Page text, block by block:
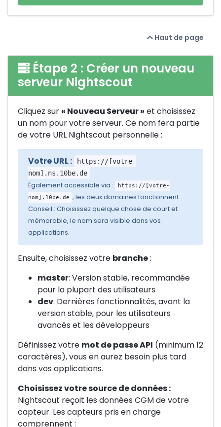
Haut de page
Étape 2 : Créer un nouveau
serveur Nightscout
Cliquez sur « Nouveau Serveur » et choisissez
un nom pour votre serveur. Ce nom fera partie
de votre URL Nightscout personnelle :
Votre URL :
https://[votre-
nom].ns.10be.de
Également accessible via :
https://[votre-
nom].10be.de , les deux domaines fonctionnent.
Conseil : Choisissez quelque chose de court et
mémorable, le nom sera visible dans vos
applications.
Ensuite, choisissez votre branche:
master: Version stable, recommandée
pour la plupart des utilisateurs
dev: Dernières fonctionnalités, avant la
version stable, pour les utilisateurs
avancés et les développeurs
Définissez votre mot de passe API (minimum 12
caractères), vous en aurez besoin plus tard
dans vos applications.
Choisissez votre source de données :
Nightscout reçoit les données CGM de votre
capteur. Les capteurs pris en charge
comprennent :